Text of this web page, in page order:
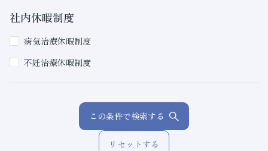
社内休暇制度
病気治療休暇制度
不妊治療休暇制度
この条件で検索する
リセットする